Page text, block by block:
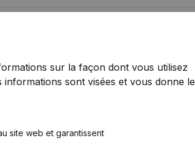
sur la façon dont vous utilisez
sont visées et vous donne le
site web et garantissent